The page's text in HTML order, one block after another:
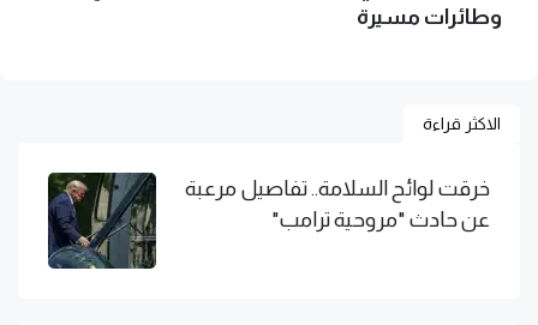
وطائرات مسيرة
الاكثر قراءة
خرقت لوائح السلامة.. تفاصيل مرعبة
عن حادث "مروحية ترامب"